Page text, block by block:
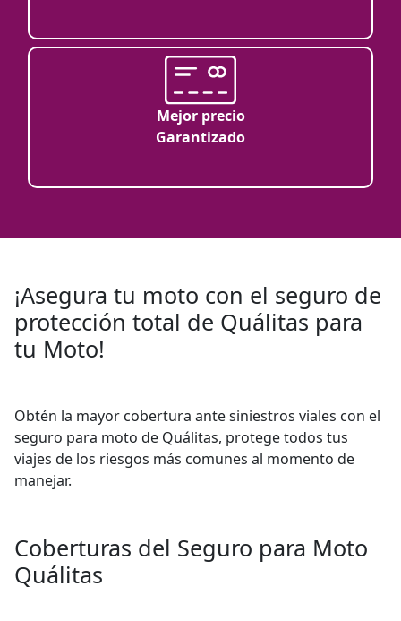
Mejor precio
Garantizado
¡Asegura tu moto con el seguro de
protección total de Quálitas para
tu Moto!
Obtén la mayor cobertura ante siniestros viales con el
seguro para moto de Quálitas, protege todos tus
viajes de los riesgos más comunes al momento de
manejar.
Coberturas del Seguro para Moto
Quálitas